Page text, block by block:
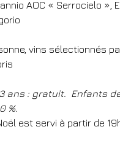
AOC « Serrocielo »,
vins sélectionnés
ans : gratuit. Enfants
%.
est servi à partir de